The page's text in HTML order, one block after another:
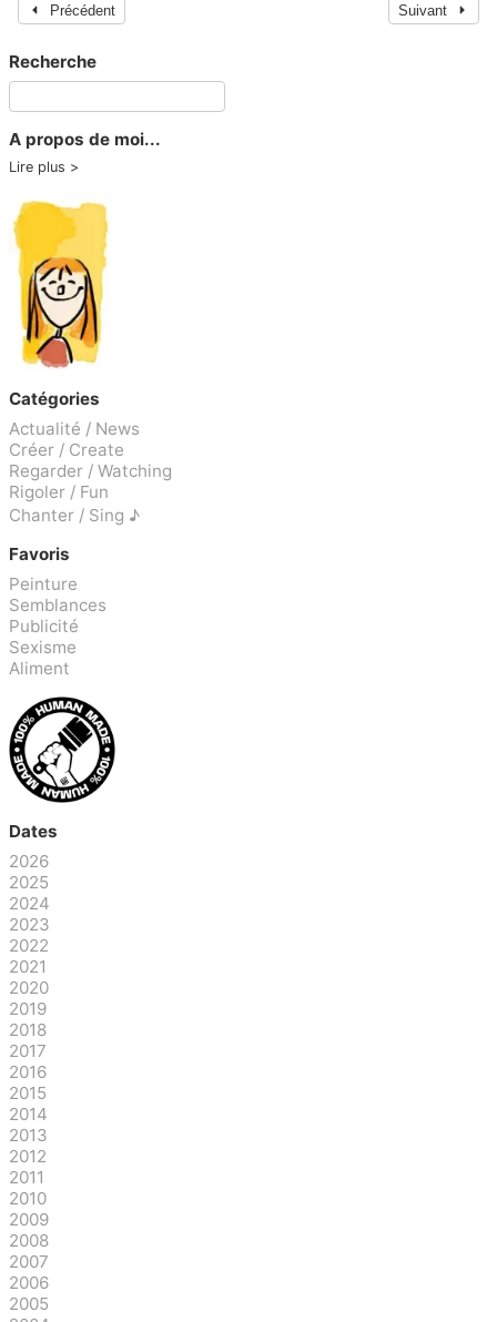
Précédent Suivant
Recherche
A propos de moi...
Lire plus
Catégories
Actualité / News
Créer / Create
Regarder / Watching
Rigoler / Fun
Chanter / Sing ♪
Favoris
Peinture
Semblances
Publicité
Sexisme
Aliment
Dates
2026
2025
2024
2023
2022
2021
2020
2019
2018
2017
2016
2015
2014
2013
2012
2011
2010
2009
2008
2007
2006
2005